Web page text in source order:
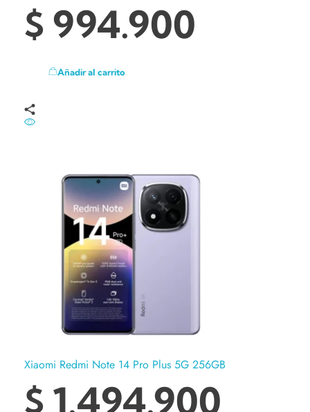
$ 994.900
Añadir al carrito
Xiaomi Redmi Note 14 Pro Plus 5G 256GB
$ 1.494.900